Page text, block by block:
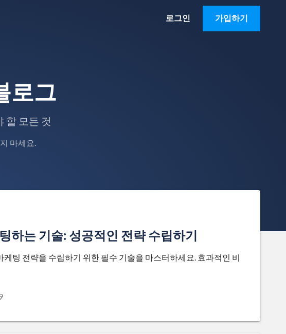
로그인 가입하기
로그
할 모든 것
마세요.
하는 기술: 성공적인 전략 수립하기
팅 전략을 수립하기 위한 필수 기술을 마스터하세요. 효과적인 비